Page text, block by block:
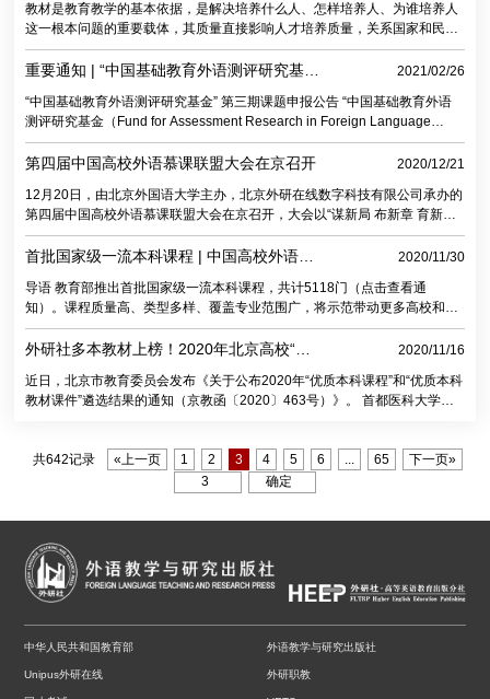
策、分享前沿、传达新知，并诚邀各位行业伙伴见证《中国高校外语数字化
教学改革实践白皮书》的发布，共同助力高质量教育体系的建设，为教育行
业的美好未来而创造、创变、创见！ 论坛时间 & 地点： 时间：2021年7月
15日 09:00—12:00
教材是教育教学的基本依据，是解决培养什么人、怎样培养人、为谁培养人
这一根本问题的重要载体，其质量直接影响人才培养质量，关系国家和民族
的根本利益和长远发展。外语教材贯穿全学段，覆盖多语种，涉及学生人数
多。同时，外语教材又具有特殊性，处于意识形态和人文交流的前沿阵地，
相关，肩负讲好中国故事、传播好中国声音，向世界展现真实、立体、全面
的中国的时代重任。在世界经历百年未有之大变局、我国外语教育全面深化
改革的新时期，外语教材亟待探索如何落实党和国家对教育的新要求，服务
高校课程教学改革和人才培养，体现人类文化知识积累和创新成果，充分发
挥外
重要通知 | “中国基础教育外语测评研究基
金” 第三期课题申报公告
2021/02/26
“中国基础教育外语测评研究基金” 第三期课题申报公告 “中国基础教育外语
测评研究基金（Fund for Assessment Research in Foreign Language
Education）”项目由北京师范大学外国语言文学学院外语测试与评价研究所
和外语教学与研究出版
第四届中国高校外语慕课联盟大会在京召开
2020/12/21
12月20日，由北京外国语大学主办，北京外研在线数字科技有限公司承办的
第四届中国高校外语慕课联盟大会在京召开，大会以“谋新局 布新章 育新
机：构筑新常态下外语在线教育教学新生态”为主题，来自教育部的领导以及
来自全国百余所高校的外语慕课专家学者济济一堂，共同分享慕课成果、探
会开幕式由中国高校外语慕课联盟常务副理事长、北京外国语大学副校长贾
文键主持。 震撼启幕 把脉教育大势 直面时代挑战 当今世界正处于百年未有
之大变局，新一轮科技革命与产业变革正在形成。2020年以抗击疫情为标
志，
首批国家级一流本科课程 | 中国高校外语慕
课平台UMOOCs多门课程入选
2020/11/30
导语 教育部推出首批国家级一流本科课程，共计5118门（点击查看通
知）。课程质量高、类型多样、覆盖专业范围广，将示范带动更多高校和教
师积极参与教育教学改革。首批国家级一流本科课程中，包含由外研社优质
本科教材支持建设，以及由中国高校外语慕课平台UMOOCs支持推荐的多门
流本科课程建设的助推作用。本篇展示中国高校外语慕课平台UMOOCs课程
入选情况。 2020年11月，教育部正式发布首批国家级一流本科课程认定结
一流课程、线上线下混合式一流课程及社会
外研社多本教材上榜！2020年北京高校“优
质本科课程”和“优质本科教材课件”名单发布
2020/11/16
近日，北京市教育委员会发布《关于公布2020年“优质本科课程”和“优质本科
教材课件”遴选结果的通知（京教函〔2020〕463号）》。 首都医科大学使
程”；《大学思辨英语教程 写作1：记叙文写作》《大学思辨英语教程 写作
3：议论文写作》《跨文化交际：中英文化对比》《现代西班牙语3》入
校“优质本科课程”和“优质本科教材课件”的申报
共642记录 «上一页 1 2 3 4 5 6 ... 65 下一页»
中华人民共和国教育部 外语教学与研究出版社
Unipus外研在线 外研职教